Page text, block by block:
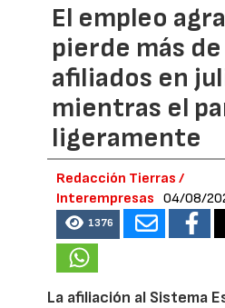
El empleo
pierde más
afiliados en
mientras el
ligeramente
Redacción Tierras /
Interempresas
04/08/
1376
La afiliación al Sistema